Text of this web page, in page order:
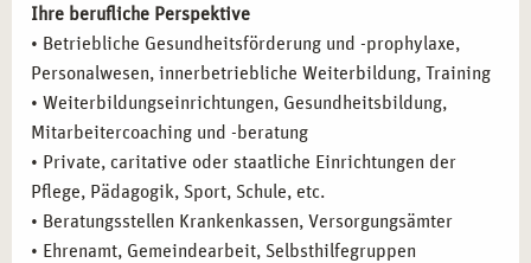
Ihre berufliche Perspektive
• Betriebliche Gesundheitsförderung und -prophylaxe,
Personalwesen, innerbetriebliche Weiterbildung, Training
• Weiterbildungseinrichtungen, Gesundheitsbildung,
Mitarbeitercoaching und -beratung
• Private, caritative oder staatliche Einrichtungen der
Pflege, Pädagogik, Sport, Schule, etc.
• Beratungsstellen Krankenkassen, Versorgungsämter
• Ehrenamt, Gemeindearbeit, Selbsthilfegruppen